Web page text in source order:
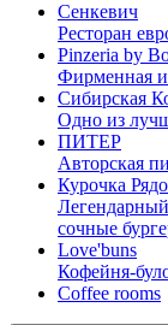
Сенкевич
Ресторан
Pinzeria by
Фирменная
Сибирская
Одно из
ПИТЕР
Авторская
Курочка
сочные
Love'buns
Кофейня-
Coffee rooms